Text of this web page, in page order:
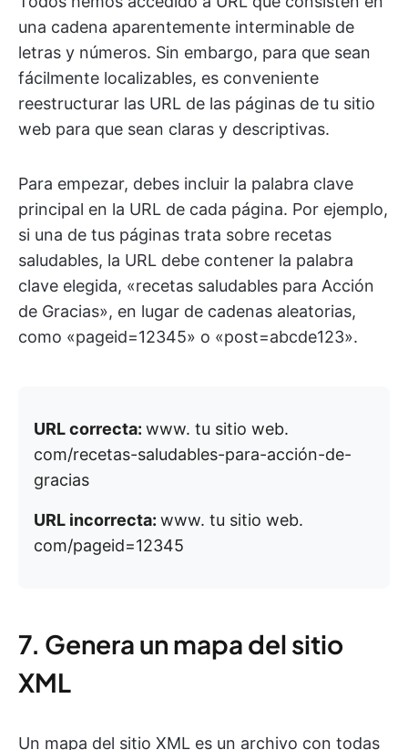
una cadena aparentemente interminable de
letras y números. Sin embargo, para que sean
fácilmente localizables, es conveniente
reestructurar las URL de las páginas de tu sitio
web para que sean claras y descriptivas.
Para empezar, debes incluir la palabra clave
principal en la URL de cada página. Por ejemplo,
si una de tus páginas trata sobre recetas
saludables, la URL debe contener la palabra
clave elegida, «recetas saludables para Acción
de Gracias», en lugar de cadenas aleatorias,
como «pageid=12345» o «post=abcde123».
URL correcta: www. tu sitio web.
com/recetas-saludables-para-acción-de-
gracias
URL incorrecta: www. tu sitio web.
com/pageid=12345
7. Genera un mapa del sitio
XML
Un mapa del sitio XML es un archivo con todas